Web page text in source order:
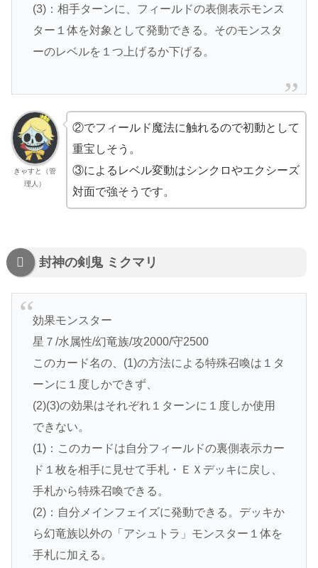
(3)：相手ターンに、フィールドの表側表示モンス
ター１体を対象として発動できる。そのモンスタ
ーのレベルを１つ上げるか下げる。
きゃすと（管
理人）
②でフィールド魔法に触れるので初動として
重宝しそう。
③によるレベル変動はシンクロやエクシーズ
対面で強そうです。
封神の剣鬼 ミクマリ
効果モンスター
星７/水属性/幻竜族/攻2000/守2500
このカード名の、(1)の方法による特殊召喚は１タ
ーンに１度しかできず、
(2)(3)の効果はそれぞれ１ターンに１度しか使用
できない。
(1)：このカードは自分フィールドの裏側表示カー
ド１枚を相手に見せて手札・ＥＸデッキに戻し、
手札から特殊召喚できる。
(2)：自分メインフェイズに発動できる。デッキか
ら幻竜族以外の「アシュトラ」モンスター１体を
手札に加える。